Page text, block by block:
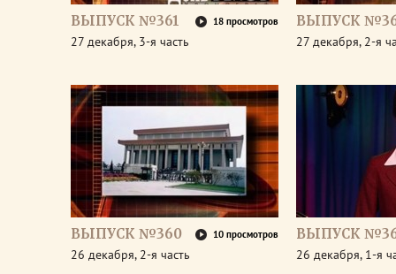
ВЫПУСК №361 18 просмотров
27 декабря, 3-я часть
ВЫПУСК
27 декабря, 2-я
ВЫПУСК №360 10 просмотров
26 декабря, 2-я часть
ВЫПУСК
26 декабря, 1-я